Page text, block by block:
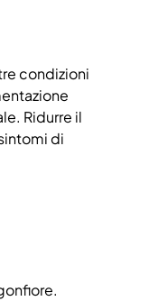
condizioni
Ridurre il
di